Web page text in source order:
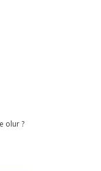
olur ?